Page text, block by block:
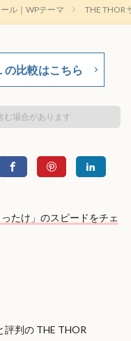
ル｜WPテーマ THE THOR
の比較はこちら
む場合があります
たけ」のスピードをチェ
評判の THE THOR